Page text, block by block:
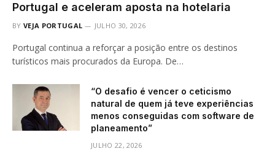
Portugal e aceleram aposta na hotelaria
BY VEJA PORTUGAL JULHO 30, 2026
Portugal continua a reforçar a posição entre os destinos
turísticos mais procurados da Europa. De…
“O desafio é vencer o ceticismo
natural de quem já teve experiências
menos conseguidas com software de
planeamento”
JULHO 22, 2026